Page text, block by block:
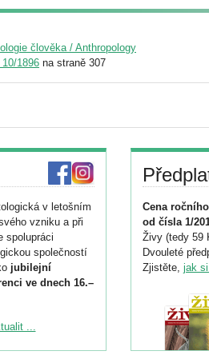
člověka / Anthropology
1896 na straně 307
v letošním
vzniku a při
spolupráci
společností
jubilejní
ve dnech 16.–
konferenci
...
Cena
od čísla 1/
Živy (tedy 59
Dvouleté
Zjistěte, jak